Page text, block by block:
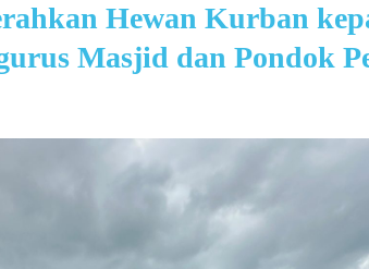
Hewan Kurban
Masjid dan Pondok